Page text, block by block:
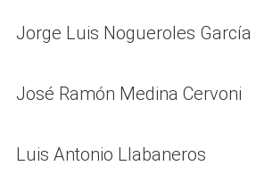
Jorge Luis Nogueroles García
José Ramón Medina Cervoni
Luis Antonio Llabaneros